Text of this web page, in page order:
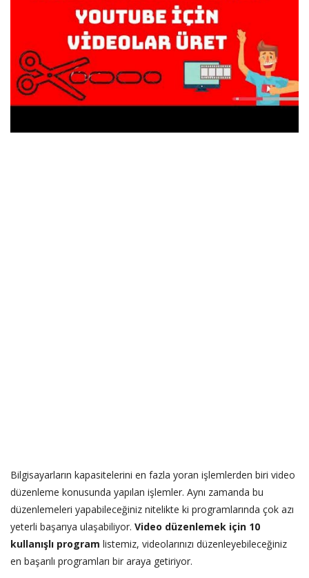
Youtube
Ben Kimim ?
Oturum aç
Bilgisayarların kapasitelerini en fazla yoran işlemlerden biri video
düzenleme konusunda yapılan işlemler. Aynı zamanda bu
düzenlemeleri yapabileceğiniz nitelikte ki programlarında çok azı
yeterli başarıya ulaşabiliyor. Video düzenlemek için 10
kullanışlı program listemiz, videolarınızı düzenleyebileceğiniz
en başarılı programları bir araya getiriyor.